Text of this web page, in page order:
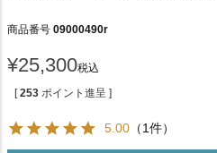
商品番号 09000490r
¥25,300税込
[ 253 ポイント進呈 ]
5.00 （1件）